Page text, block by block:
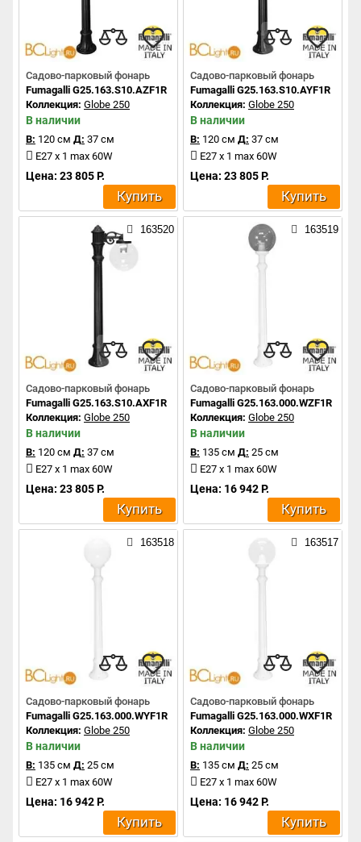
Садово-парковый фонарь
Fumagalli G25.163.S10.AZF1R
Коллекция: Globe 250
В наличии
В: 120 см Д: 37 см
E27 x 1 max 60W
Цена: 23 805 Р.
Купить
Садово-парковый фонарь
Fumagalli G25.163.S10.AYF1R
Коллекция: Globe 250
В наличии
В: 120 см Д: 37 см
E27 x 1 max 60W
Цена: 23 805 Р.
Купить
163520
Садово-парковый фонарь
Fumagalli G25.163.S10.AXF1R
Коллекция: Globe 250
В наличии
В: 120 см Д: 37 см
E27 x 1 max 60W
Цена: 23 805 Р.
Купить
163519
Садово-парковый фонарь
Fumagalli G25.163.000.WZF1R
Коллекция: Globe 250
В наличии
В: 135 см Д: 25 см
E27 x 1 max 60W
Цена: 16 942 Р.
Купить
163518
Садово-парковый фонарь
Fumagalli G25.163.000.WYF1R
Коллекция: Globe 250
В наличии
В: 135 см Д: 25 см
E27 x 1 max 60W
Цена: 16 942 Р.
Купить
163517
Садово-парковый фонарь
Fumagalli G25.163.000.WXF1R
Коллекция: Globe 250
В наличии
В: 135 см Д: 25 см
E27 x 1 max 60W
Цена: 16 942 Р.
Купить